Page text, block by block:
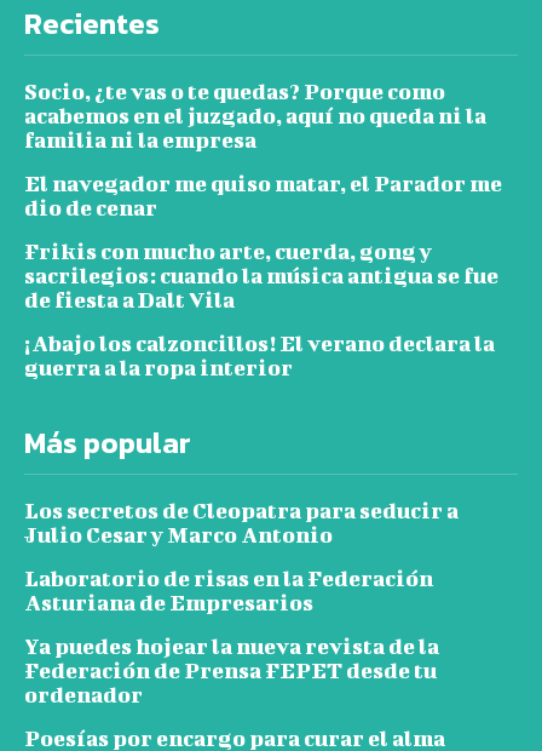
Recientes
Socio, ¿te vas o te quedas? Porque como
acabemos en el juzgado, aquí no queda ni la
familia ni la empresa
El navegador me quiso matar, el Parador me
dio de cenar
Frikis con mucho arte, cuerda, gong y
sacrilegios: cuando la música antigua se fue
de fiesta a Dalt Vila
¡Abajo los calzoncillos! El verano declara la
guerra a la ropa interior
Más popular
Los secretos de Cleopatra para seducir a
Julio Cesar y Marco Antonio
Laboratorio de risas en la Federación
Asturiana de Empresarios
Ya puedes hojear la nueva revista de la
Federación de Prensa FEPET desde tu
ordenador
Poesías por encargo para curar el alma